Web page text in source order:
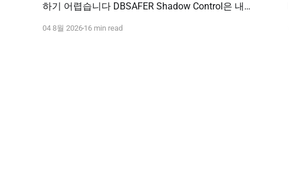
하기 어렵습니다 DBSAFER Shadow Control은 내부
제어 체계 연계를 하나의 보안 운영 흐름으로 제공합
04 8월 2026 16 min read